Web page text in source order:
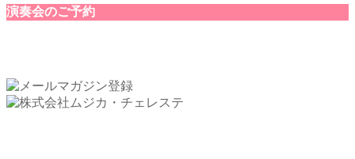
演奏会のご予約